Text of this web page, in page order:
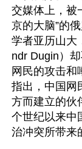
交媒体上，被
京的大脑”的
学者亚历山大
ndr Dugin）
网民的攻击和
指出，中国网
方而建立的伙
个世纪以来中
治冲突所带来